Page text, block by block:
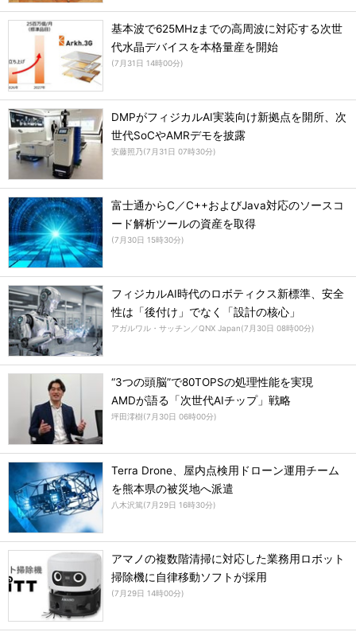
基本波で625MHzまでの高周波に対応する次世
代水晶デバイスを本格量産を開始
(7月31日 14時00分)
DMPがフィジカルAI実装向け新拠点を開所、次
世代SoCやAMRデモを披露
安藤照乃(7月31日 07時30分)
富士通からC／C++およびJava対応のソースコ
ード解析ツールの資産を取得
(7月30日 15時30分)
フィジカルAI時代のロボティクス新標準、安全
性は「後付け」でなく「設計の核心」
アガルワル・サッチン／QNX Japan(7月30日 08時00分)
“3つの頭脳”で80TOPSの処理性能を実現
AMDが語る「次世代AIチップ」戦略
坪田澪樹(7月30日 06時00分)
Terra Drone、屋内点検用ドローン運用チーム
を熊本県の被災地へ派遣
八木沢篤(7月29日 16時30分)
アマノの複数階清掃に対応した業務用ロボット
掃除機に自律移動ソフトが採用
(7月29日 14時00分)